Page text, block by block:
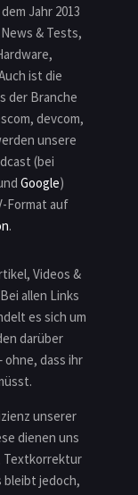
Jahr 2013
& Tests,
ist die
der Branche
devcom,
unsere
(bei
Google)
Format auf
.
Videos &
allen Links
es sich um
darüber
dass ihr
unserer
dienen uns
Textkorrektur
bleibt jedoch,